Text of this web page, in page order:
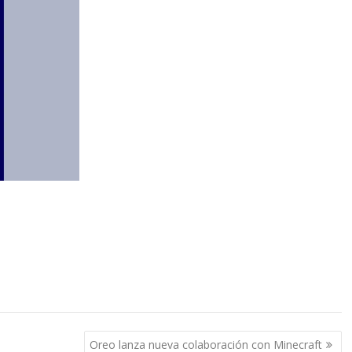
Oreo lanza nueva colaboración con Minecraft